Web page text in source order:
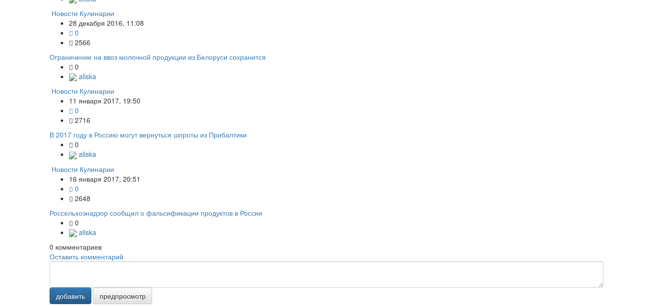
Новости Кулинарии
28 декабря 2016, 11:08
0
2566
Ограничение на ввоз молочной продукции из Белоруси сохранится
0
aliska
Новости Кулинарии
11 января 2017, 19:50
0
2716
В 2017 году в Россию могут вернуться шпроты из Прибалтики
0
aliska
Новости Кулинарии
16 января 2017, 20:51
0
2648
Россельхознадзор сообщил о фальсификации продуктов в России
0
aliska
0 комментариев
Оставить комментарий
добавить предпросмотр